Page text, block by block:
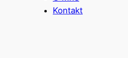
Kontakt